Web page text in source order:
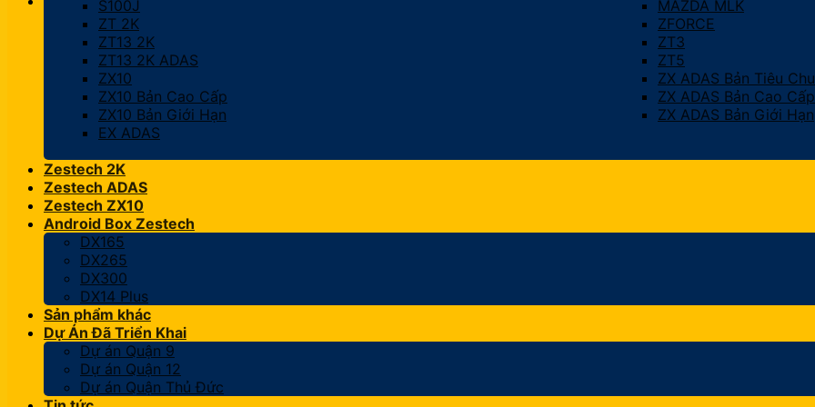
S100J
MAZDA MLK
ZT 2K
ZFORCE
ZT13 2K
ZT3
ZT13 2K ADAS
ZT5
ZX10
ZX ADAS Bản Tiêu
ZX10 Bản Cao Cấp
ZX ADAS Bản Cao Cấp
ZX10 Bản Giới Hạn
ZX ADAS Bản Giới Hạn
EX ADAS
Zestech 2K
Zestech ADAS
Zestech ZX10
Android Box Zestech
DX165
DX265
DX300
DX14 Plus
Sản phẩm khác
Dự Án Đã Triển Khai
Dự án Quận 9
Dự án Quận 12
Dự án Quận Thủ Đức